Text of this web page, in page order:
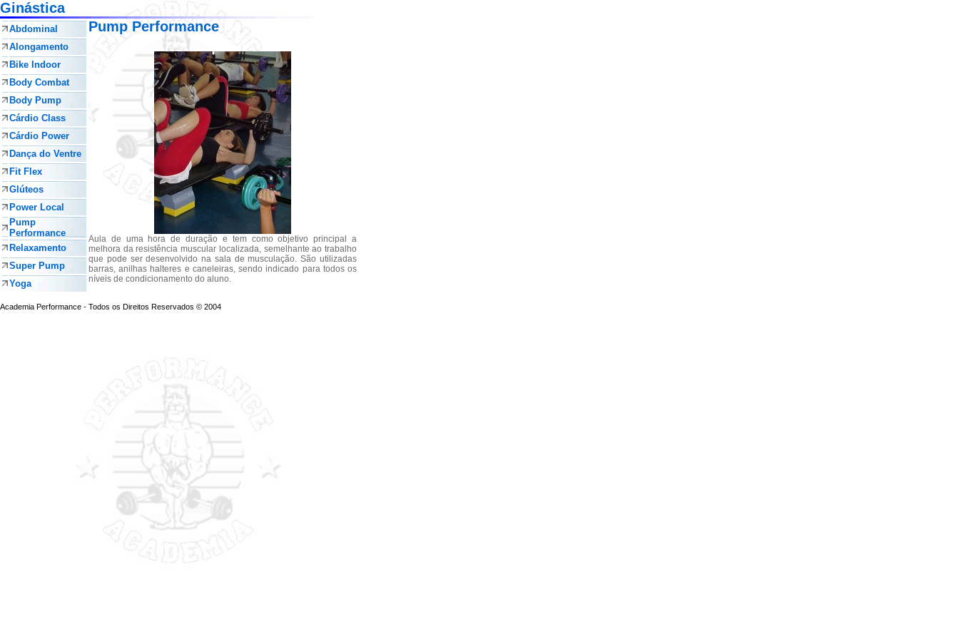
Ginástica
Abdominal
Alongamento
Bike Indoor
Body Combat
Body Pump
Cárdio Class
Cárdio Power
Dança do Ventre
Fit Flex
Glúteos
Power Local
Pump
Performance
Relaxamento
Super Pump
Yoga
Pump Performance
Aula de uma hora de duração e tem como objetivo principal a
melhora da resistência muscular localizada, semelhante ao trabalho
que pode ser desenvolvido na sala de musculação. São utilizadas
barras, anilhas halteres e caneleiras, sendo indicado para todos os
níveis de condicionamento do aluno.
Academia Performance - Todos os Direitos Reservados © 2004